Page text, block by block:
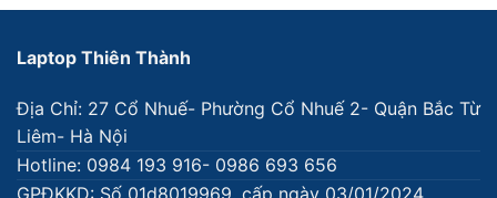
Laptop Thiên Thành
Địa Chỉ: 27 Cổ Nhuế- Phường Cổ Nhuế 2- Quận Bắc Từ
Liêm- Hà Nội
Hotline: 0984 193 916- 0986 693 656
GPĐKKD: Số 01d8019969, cấp ngày 03/01/2024